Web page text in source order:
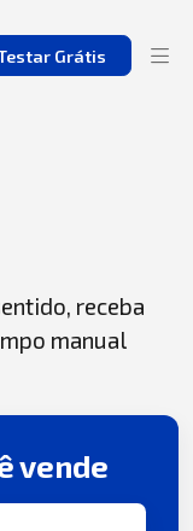
Grátis
receba
manual
vende